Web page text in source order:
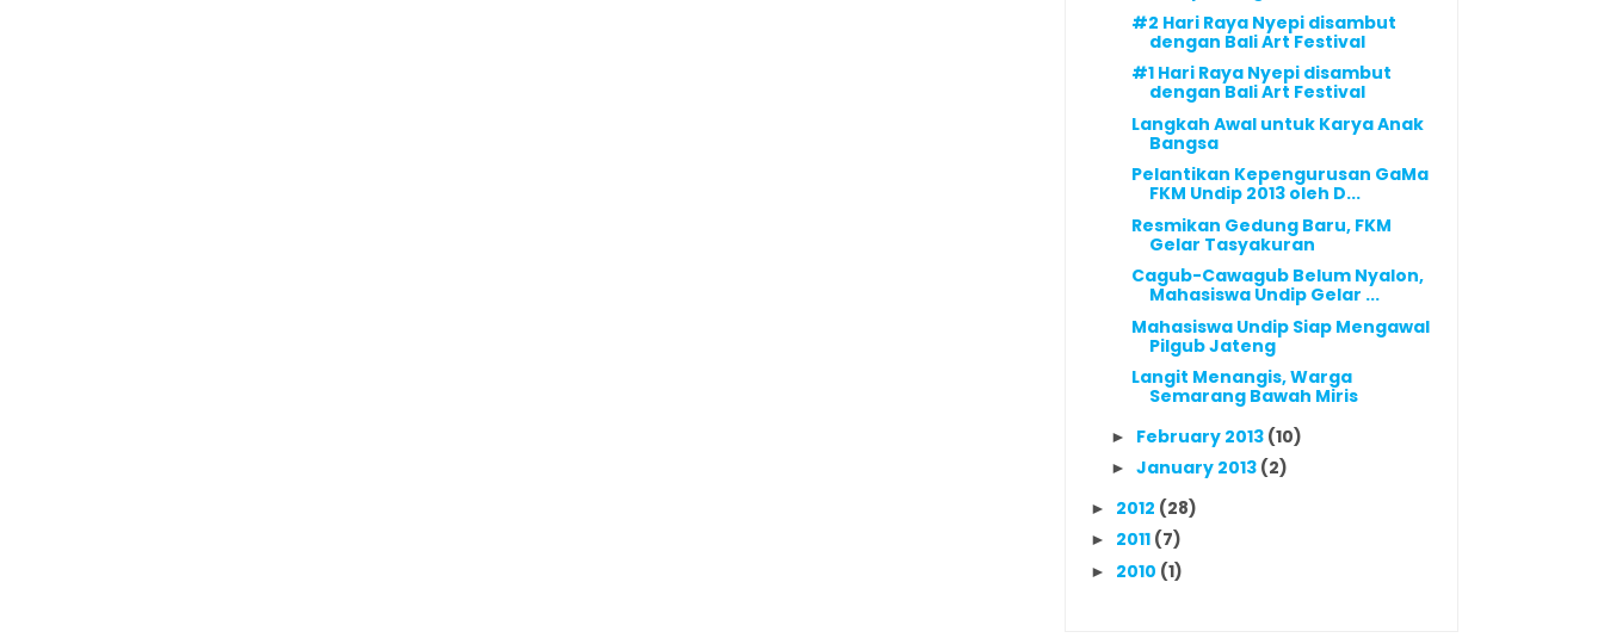
#2 Hari Raya Nyepi disambut
dengan Bali Art Festival
#1 Hari Raya Nyepi disambut
dengan Bali Art Festival
Langkah Awal untuk Karya Anak
Bangsa
Pelantikan Kepengurusan GaMa
FKM Undip 2013 oleh D...
Resmikan Gedung Baru, FKM
Gelar Tasyakuran
Cagub-Cawagub Belum Nyalon,
Mahasiswa Undip Gelar ...
Mahasiswa Undip Siap Mengawal
Pilgub Jateng
Langit Menangis, Warga
Semarang Bawah Miris
► February 2013 (10)
► January 2013 (2)
► 2012 (28)
► 2011 (7)
► 2010 (1)